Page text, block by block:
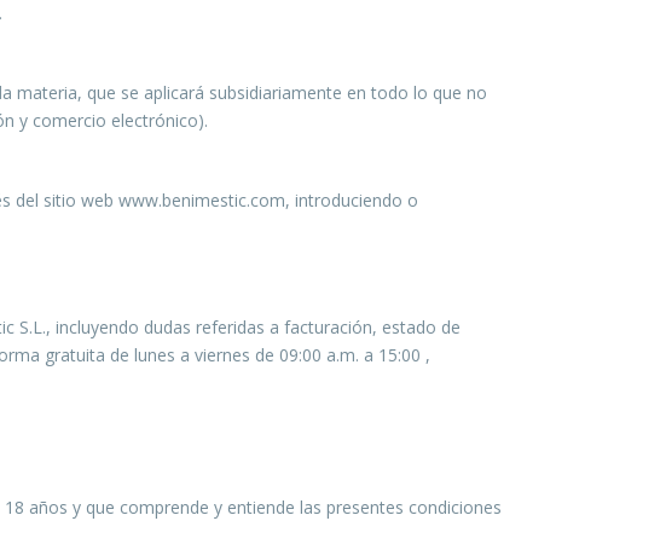
materia, que se aplicará subsidiariamente en todo lo que no
y comercio electrónico).
del sitio web www.benimestic.com, introduciendo o
S.L., incluyendo dudas referidas a facturación, estado de
gratuita de lunes a viernes de 09:00 a.m. a 15:00 ,
años y que comprende y entiende las presentes condiciones